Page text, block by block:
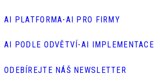
AI PLATFORMA-AI PRO FIRMY
AI PODLE ODVĚTVÍ-AI IMPLEMENTACE
ODEBÍREJTE NÁŠ NEWSLETTER